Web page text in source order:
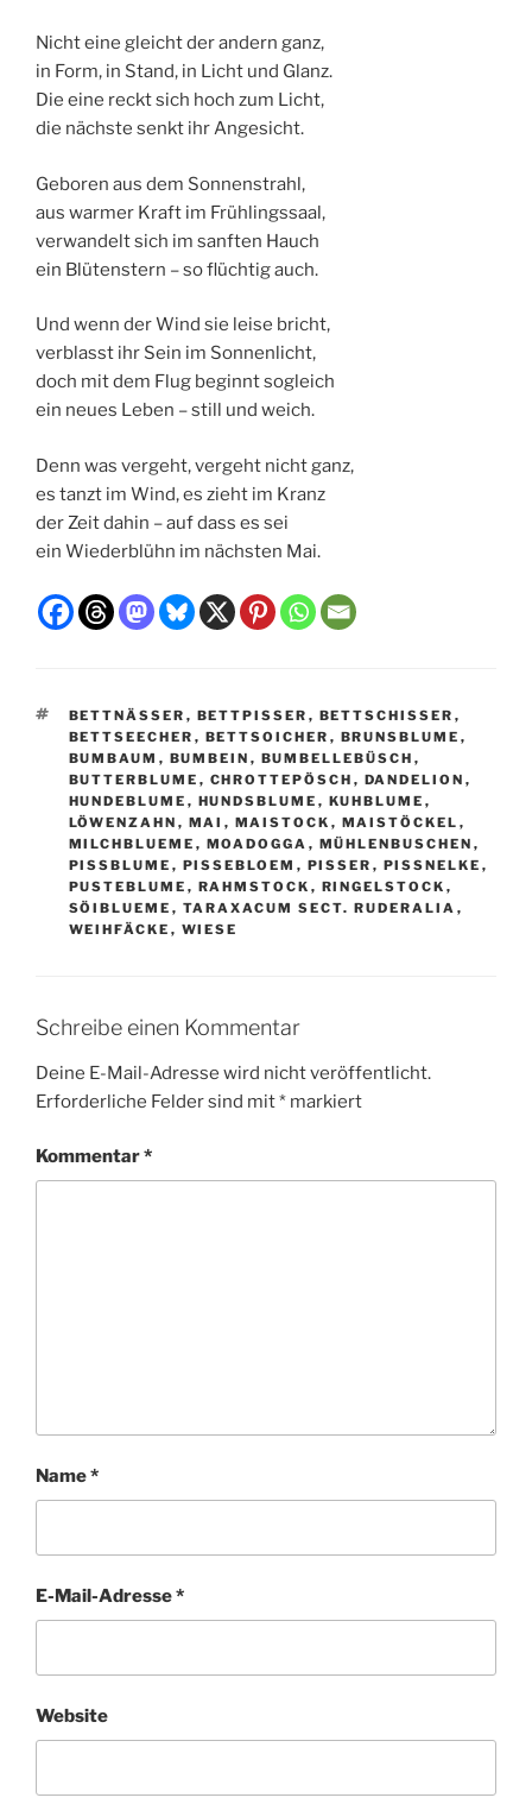
Nichteine gleichtderandern ganz,
in Form, in Stand, in Licht und Glanz.
Die eine recktsich hoch zum Licht,
die nächste senkt ihrAngesicht.
Geboren aus dem Sonnenstrahl,
aus warmer Kraft im Frühlingssaal,
verwandeltsich im sanften Hauch
ein Blütenstern –soflüchtigauch.
Und wenn derWind sie leise bricht,
verblasst ihr Sein im Sonnenlicht,
doch mitdem Flug beginntsogleich
ein neues Leben –still und weich.
Denn was vergeht,vergeht nichtganz,
es tanzt im Wind,es zieht im Kranz
derZeitdahin –aufdass es sei
ein Wiederblühn im nächsten Mai.
SCHLAGWÖRTER
BETTNÄSSER , BETTPISSER , BETTSCHISSER ,
BETTSEECHER , BETTSOICHER , BRUNSBLUME ,
BUMBAUM , BUMBEIN , BUMBELLEBÜSCH ,
BUTTERBLUME , CHROTTEPÖSCH , DANDELION ,
HUNDEBLUME , HUNDSBLUME , KUHBLUME ,
LÖWENZAHN , MAI , MAISTOCK , MAISTÖCKEL ,
MILCHBLUEME , MOADOGGA , MÜHLENBUSCHEN ,
PISSBLUME , PISSEBLOEM , PISSER , PISSNELKE ,
PUSTEBLUME , RAHMSTOCK , RINGELSTOCK ,
SÖIBLUEME , TARAXACUM SECT. RUDERALIA ,
WEIHFÄCKE , WIESE
Schreibe einen Kommentar
Deine E-Mail-Adresse wird nicht veröffentlicht.
Erforderliche Felder sind mit* markiert
Kommentar*
Name*
E-Mail-Adresse*
Website